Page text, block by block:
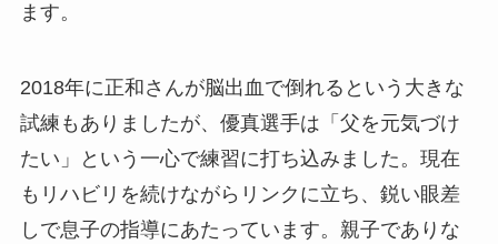
ます。
2018年に正和さんが脳出血で倒れるという大きな
試練もありましたが、優真選手は「父を元気づけ
たい」という一心で練習に打ち込みました。現在
もリハビリを続けながらリンクに立ち、鋭い眼差
しで息子の指導にあたっています。親子でありな